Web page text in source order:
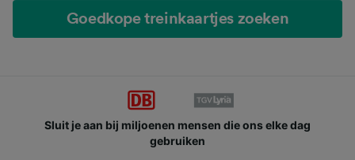
Goedkope treinkaartjes zoeken
Sluit je aan bij miljoenen mensen die ons elke dag
gebruiken